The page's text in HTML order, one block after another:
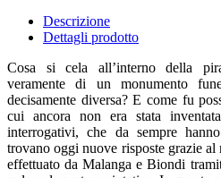
Descrizione
Dettagli prodotto
Cosa si cela all’interno della
veramente di un monumento
decisamente diversa? E come fu
cui ancora non era stata
interrogativi, che da sempre
trovano oggi nuove risposte grazie
effettuato da Malanga e Biondi